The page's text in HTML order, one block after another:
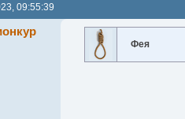
09:55:39
Фея